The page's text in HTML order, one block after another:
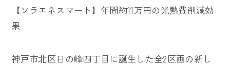
【ソラエネスマート】年間約11万円の光熱費削減効
果
神戸市北区日の峰四丁目に誕生した全2区画の新し